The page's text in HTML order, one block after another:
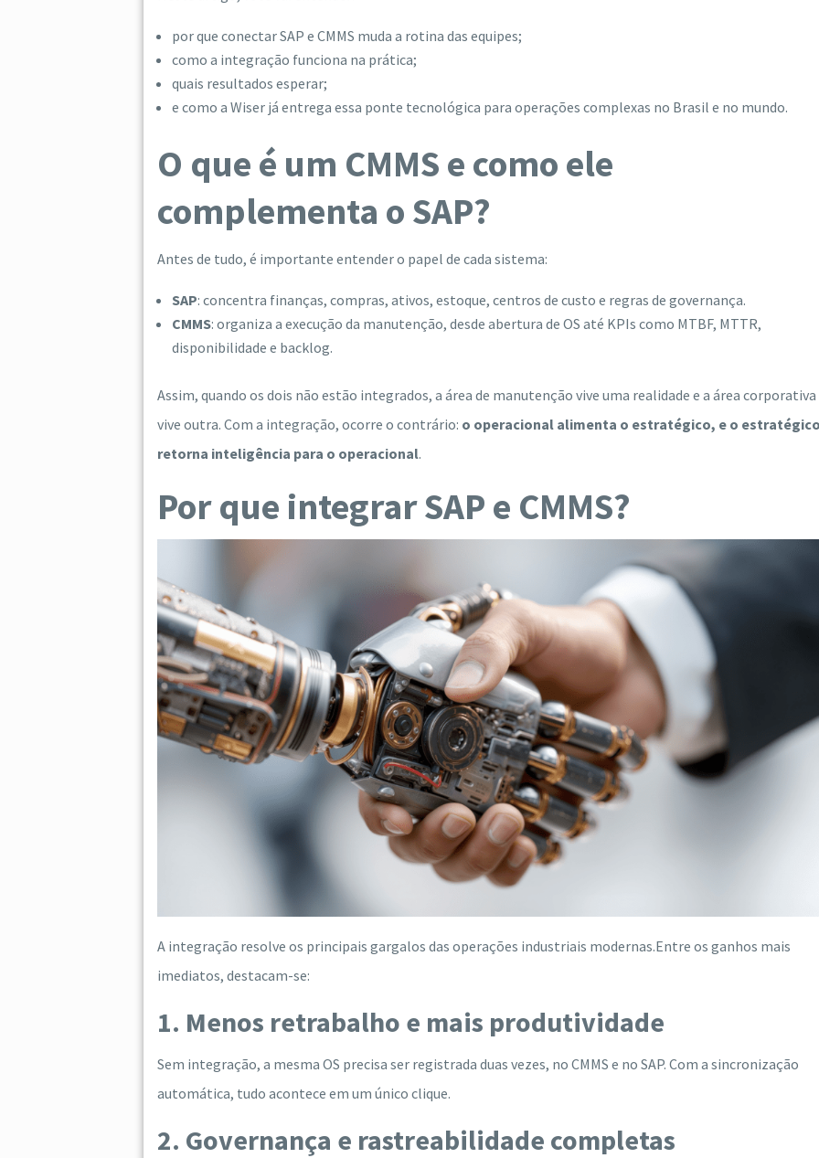
por que conectar SAP e CMMS muda a rotina das equipes;
como a integração funciona na prática;
quais resultados esperar;
e como a Wiser já entrega essa ponte tecnológica para operações complexas no Brasil e no mundo.
O que é um CMMS e como ele
complementa o SAP?
Antes de tudo, é importante entender o papel de cada sistema:
SAP: concentra finanças, compras, ativos, estoque, centros de custo e regras de governança.
CMMS: organiza a execução da manutenção, desde abertura de OS até KPIs como MTBF, MTTR,
disponibilidade e backlog.
Assim, quando os dois não estão integrados, a área de manutenção vive uma realidade e a área corporativa
vive outra. Com a integração, ocorre o contrário: o operacional alimenta o estratégico, e o
retorna inteligência para o operacional.
Por que integrar SAP e CMMS?
A integração resolve os principais gargalos das operações industriais modernas.Entre os ganhos mais
imediatos, destacam-se:
1. Menos retrabalho e mais produtividade
Sem integração, a mesma OS precisa ser registrada duas vezes, no CMMS e no SAP. Com a sincronização
automática, tudo acontece em um único clique.
2. Governança e rastreabilidade completas